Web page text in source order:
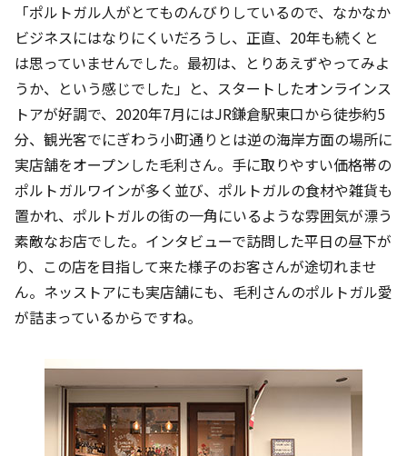
「ポルトガル人がとてものんびりしているので、なかなか
ビジネスにはなりにくいだろうし、正直、20年も続くと
は思っていませんでした。最初は、とりあえずやってみよ
うか、という感じでした」と、スタートしたオンラインス
トアが好調で、2020年7月にはJR鎌倉駅東口から徒歩約5
分、観光客でにぎわう小町通りとは逆の海岸方面の場所に
実店舗をオープンした毛利さん。手に取りやすい価格帯の
ポルトガルワインが多く並び、ポルトガルの食材や雑貨も
置かれ、ポルトガルの街の一角にいるような雰囲気が漂う
素敵なお店でした。インタビューで訪問した平日の昼下が
り、この店を目指して来た様子のお客さんが途切れませ
ん。ネッストアにも実店舗にも、毛利さんのポルトガル愛
が詰まっているからですね。